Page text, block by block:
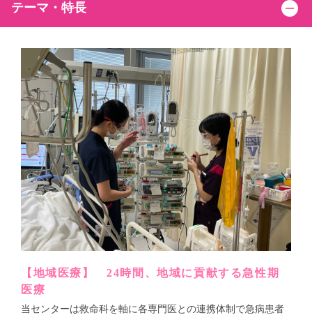
テーマ・特長
【地域医療】 24時間、地域に貢献する急性期
医療
当センターは救命科を軸に各専門医との連携体制で急病患者